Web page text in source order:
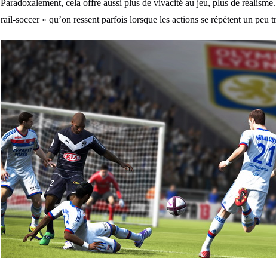
Paradoxalement, cela offre aussi plus de vivacité au jeu, plus de
rail-soccer » qu’on ressent parfois lorsque les actions se répètent un peu